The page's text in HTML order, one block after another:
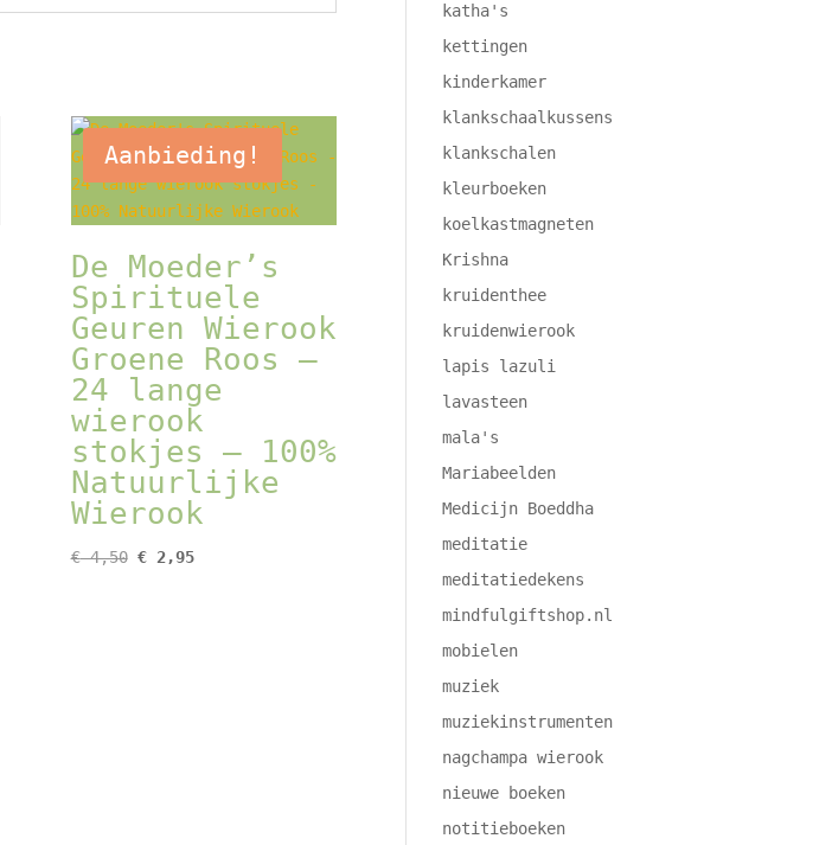
Aanbieding!
De Moeder’s
Spirituele
Geuren Wierook
Groene Roos –
24 lange
wierook
stokjes – 100%
Natuurlijke
Wierook
€4,50 Oorspronkelijke
€2,95Huidige
katha's
kettingen
kinderkamer
klankschaalkussens
klankschalen
kleurboeken
koelkastmagneten
Krishna
kruidenthee
kruidenwierook
lapis lazuli
lavasteen
mala's
Mariabeelden
Medicijn Boeddha
meditatie
meditatiedekens
mindfulgiftshop.nl
mobielen
muziek
muziekinstrumenten
nagchampa wierook
nieuwe boeken
notitieboeken